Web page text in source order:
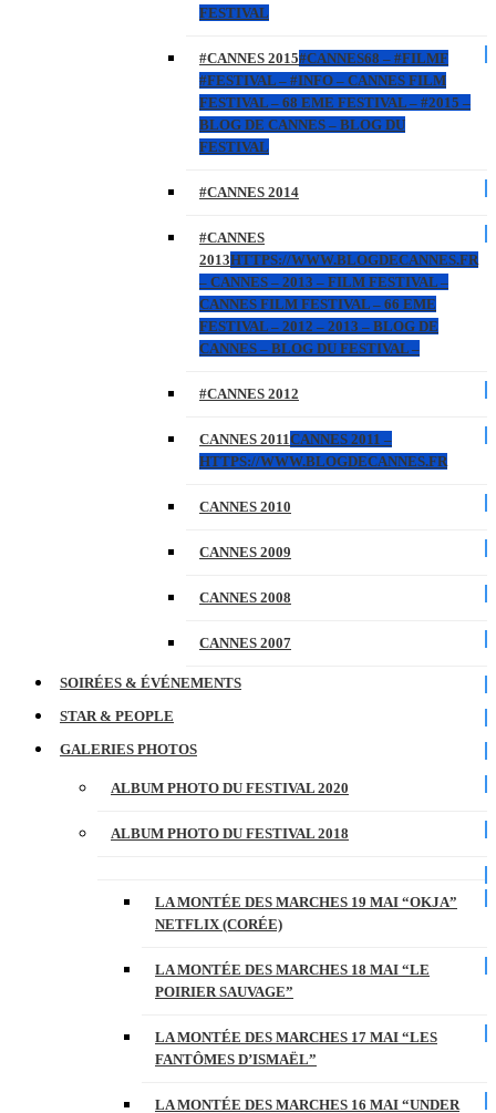
FESTIVAL
#CANNES 2015#CANNES68 – #FILMF
#FESTIVAL – #INFO – CANNES FILM
FESTIVAL – 68 EME FESTIVAL – #2015 –
BLOG DE CANNES – BLOG DU
FESTIVAL
#CANNES 2014
#CANNES
2013HTTPS://WWW.BLOGDECANNES.FR
– CANNES – 2013 – FILM FESTIVAL –
CANNES FILM FESTIVAL – 66 EME
FESTIVAL – 2012 – 2013 – BLOG DE
CANNES – BLOG DU FESTIVAL –
#CANNES 2012
CANNES 2011CANNES 2011 –
HTTPS://WWW.BLOGDECANNES.FR
CANNES 2010
CANNES 2009
CANNES 2008
CANNES 2007
SOIRÉES & ÉVÉNEMENTS
STAR & PEOPLE
GALERIES PHOTOS
ALBUM PHOTO DU FESTIVAL 2020
ALBUM PHOTO DU FESTIVAL 2018
LA MONTÉE DES MARCHES 19 MAI “OKJA”
NETFLIX (CORÉE)
LA MONTÉE DES MARCHES 18 MAI “LE
POIRIER SAUVAGE”
LA MONTÉE DES MARCHES 17 MAI “LES
FANTÔMES D’ISMAËL”
LA MONTÉE DES MARCHES 16 MAI “UNDER